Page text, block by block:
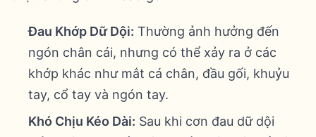
Đau Khớp Dữ Dội: Thường ảnh hưởng đến
ngón chân cái, nhưng có thể xảy ra ở các
khớp khác như mắt cá chân, đầu gối, khuỷu
tay, cổ tay và ngón tay.
Khó Chịu Kéo Dài: Sau khi cơn đau dữ dội